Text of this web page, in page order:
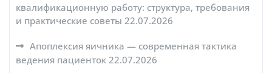
квалификационную работу: структура, требования
и практические советы 22.07.2026
Апоплексия яичника — современная тактика
ведения пациенток 22.07.2026